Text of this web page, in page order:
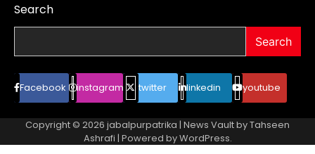
Search
Search
Facebook instagram twitter linkedin youtube
Copyright © 2026 jabalpurpatrika | News Vault byTahseen
Ashrafi | Powered byWordPress.